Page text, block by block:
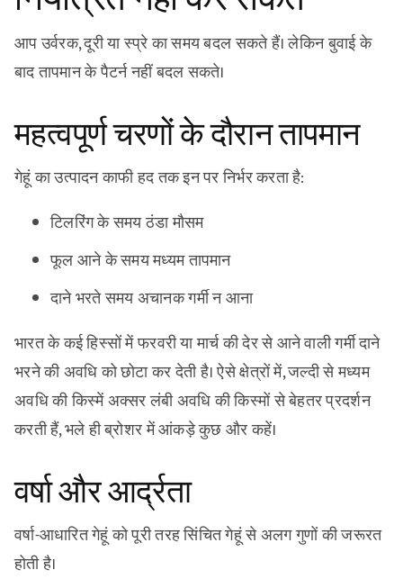
आप उर्वरक, दूरी या स्प्रे का समय बदल सकते हैं। लेकिन बुवाई के
बाद तापमान के पैटर्न नहीं बदल सकते।
महत्वपूर्ण चरणों के दौरान तापमान
गेहूं का उत्पादन काफी हद तक इन पर निर्भर करता है:
टिलरिंग के समय ठंडा मौसम
फूल आने के समय मध्यम तापमान
दाने भरते समय अचानक गर्मी न आना
भारत के कई हिस्सों में फरवरी या मार्च की देर से आने वाली गर्मी दाने
भरने की अवधि को छोटा कर देती है। ऐसे क्षेत्रों में, जल्दी से मध्यम
अवधि की किस्में अक्सर लंबी अवधि की किस्मों से बेहतर प्रदर्शन
करती हैं, भले ही ब्रोशर में आंकड़े कुछ और कहें।
वर्षा और आर्द्रता
वर्षा-आधारित गेहूं को पूरी तरह सिंचित गेहूं से अलग गुणों की जरूरत
होती है।